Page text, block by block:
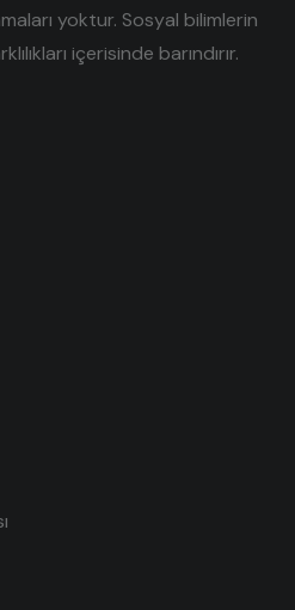
yoktur. Sosyal bilimlerin
içerisinde barındırır.